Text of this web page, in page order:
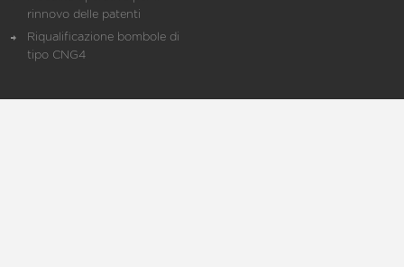
rinnovo delle patenti
Riqualificazione bombole di
tipo CNG4